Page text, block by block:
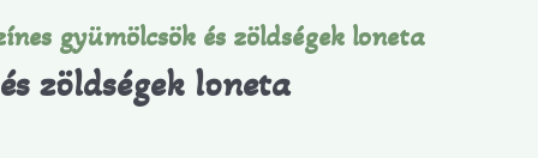
gyümölcsök és zöldségek loneta
zöldségek loneta